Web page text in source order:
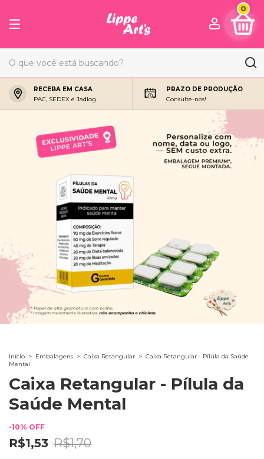
0
RECEBA EM CASA
PAC, SEDEX e Jadlog
PRAZO DE PRODUÇÃO
Consulte-nos!
Início > Embalagens > Caixa Retangular > Caixa Retangular - Pílula da Saúde
Mental
Caixa Retangular - Pílula da
Saúde Mental
-10% OFF
R$1,53 R$1,70